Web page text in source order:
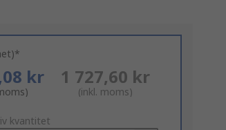
kr 1 727,60 kr
(inkl. moms)
kvantitet